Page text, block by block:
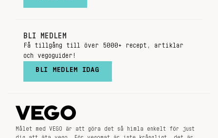
BLI MEDLEM
Få tillgång till över 5000+ recept, artiklar
och vegoguider!
BLI MEDLEM IDAG
Målet med VEGO är att göra det så himla enkelt för just